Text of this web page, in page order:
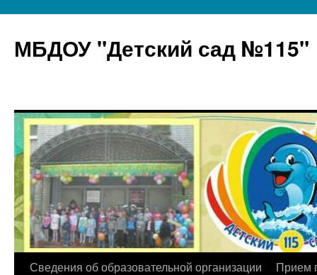
МБДОУ "Детский сад №115"
Перейти
Сведения об образовательной организации
Прием